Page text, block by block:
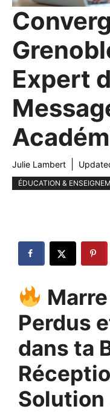
Expert
Julie Lambert
ÉDUCATION &
Perdus
dans ta
Solution